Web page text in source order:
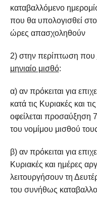
καταβαλλόμενο
που θα υπολογισθεί
ώρες απασχοληθούν
2) στην περίπτωση που
μηνιαίο μισθό:
α) αν πρόκειται για
κατά τις Κυριακές και
οφείλεται προσαύξηση
του νομίμου μισθού
β) αν πρόκειται για
Κυριακές και ημέρες
λειτουργήσουν τη
του συνήθως